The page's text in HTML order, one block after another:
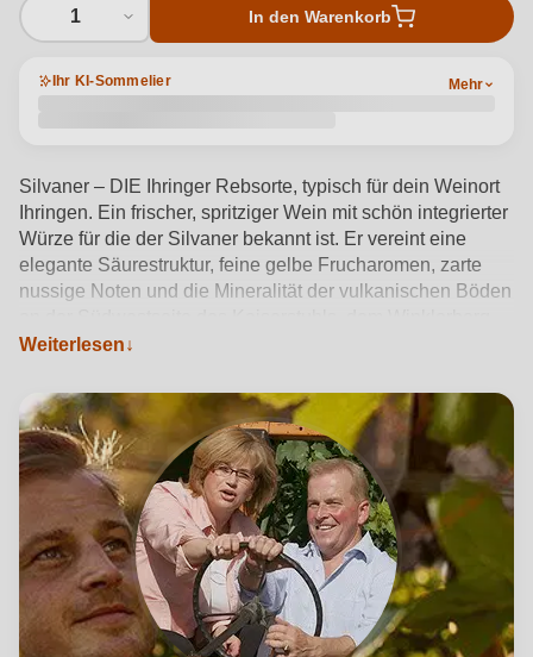
1 In den Warenkorb
Ihr KI-Sommelier Mehr
Silvaner – DIE Ihringer Rebsorte, typisch für dein Weinort
Ihringen. Ein frischer, spritziger Wein mit schön integrierter
Würze für die der Silvaner bekannt ist. Er vereint eine
elegante Säurestruktur, feine gelbe Frucharomen, zarte
nussige Noten und die Mineralität der vulkanischen Böden
Hat Tiefgang und lädt direkt zum Weitertrinken ein.
Produktdetails anzeigen →
Weiterlesen